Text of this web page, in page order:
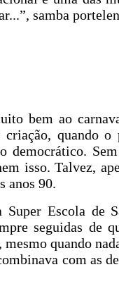
samba
bem ao
quando
democrático.
isso. Talvez,
anos 90.
Escola de
seguidas
quando
com as